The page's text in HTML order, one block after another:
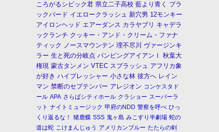
ころがるシビック君 県立二子高校 藍より青く ブラ
ックバード イエロークラッシュ 新穴男 12モンキー
アイロンヘッド エアーダンス カラヤブリ キャデラ
ックランチ クッキー・アンド・クリーム・ファナ
ティック ノースマウンテン 理不尽川
ヴァージンキ
ラー 生と死の分岐点 パンピングアイアンⅠ
秋葉大
権現 蒙古タンメン VTEC スプラッシュ アフリカ象
が好き ハイプレッシャー 小さな林 彼方へ レイン
マン 禁断のセプテンバー アレジオン コンケスタド
ール APA さらばシティホール クラショー スーパーラ
ット ナイトミュージック 甲府のNDD 警察を呼べ ひっ
くり返るな！
猪鹿蝶 SSS 鬼ヶ島 みこすり半劇場 蛇の
道は蛇 こけまんじゅう アメリカンブルー たたらの剣